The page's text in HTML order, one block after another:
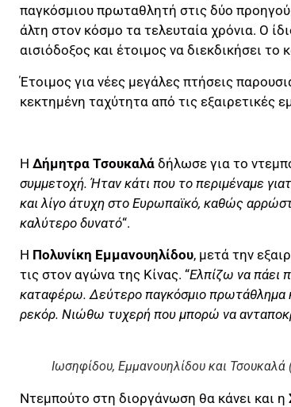
παγκόσμιου πρωταθλητή στις δύο
άλτη στον κόσμο τα τελευταία χρόνια. Ο
αισιόδοξος και έτοιμος να διεκδικήσει το
Έτοιμος για νέες μεγάλες πτήσεις
κεκτημένη ταχύτητα από τις εξαιρετικές
Η Δήμητρα Τσουκαλά δήλωσε για το
συμμετοχή. Ήταν κάτι που το περιμέναμε
και λίγο άτυχη στο Ευρωπαϊκό, καθώς
καλύτερο δυνατό“.
Η Πολυνίκη Εμμανουηλίδου, μετά την
τις στον αγώνα της Κίνας. “Ελπίζω να πάει
καταφέρω. Δεύτερο παγκόσμιο πρωτάθλημα
ρεκόρ. Νιώθω τυχερή που μπορώ να
Ιωσηφίδου, Εμμανουηλίδου και
Ντεμπούτο στη διοργάνωση θα κάνει και η